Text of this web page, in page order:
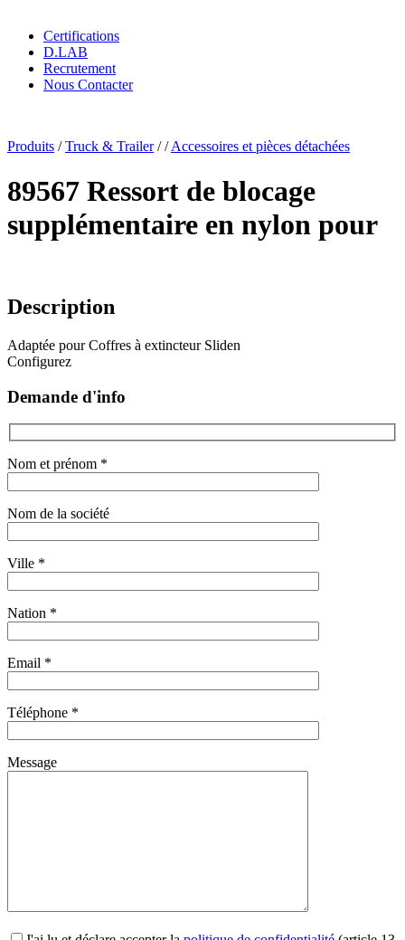
Certifications
D.LAB
Recrutement
Nous Contacter
Produits /Truck & Trailer//Accessoires et pièces détachées
89567 Ressort de blocage
supplémentaire en nylon pour
Description
Adaptée pour Coffres à extincteur Sliden
Configurez
Demande d'info
Nom et prénom *
Nom de la société
Ville *
Nation *
Email *
Téléphone *
Message